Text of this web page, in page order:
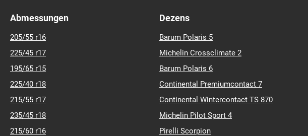
Abmessungen
205/55 r16
225/45 r17
195/65 r15
225/40 r18
215/55 r17
235/45 r18
215/60 r16
Dezens
Barum Polaris 5
Michelin Crossclimate 2
Barum Polaris 6
Continental Premiumcontact 7
Continental Wintercontact TS 870
Michelin Pilot Sport 4
Pirelli Scorpion